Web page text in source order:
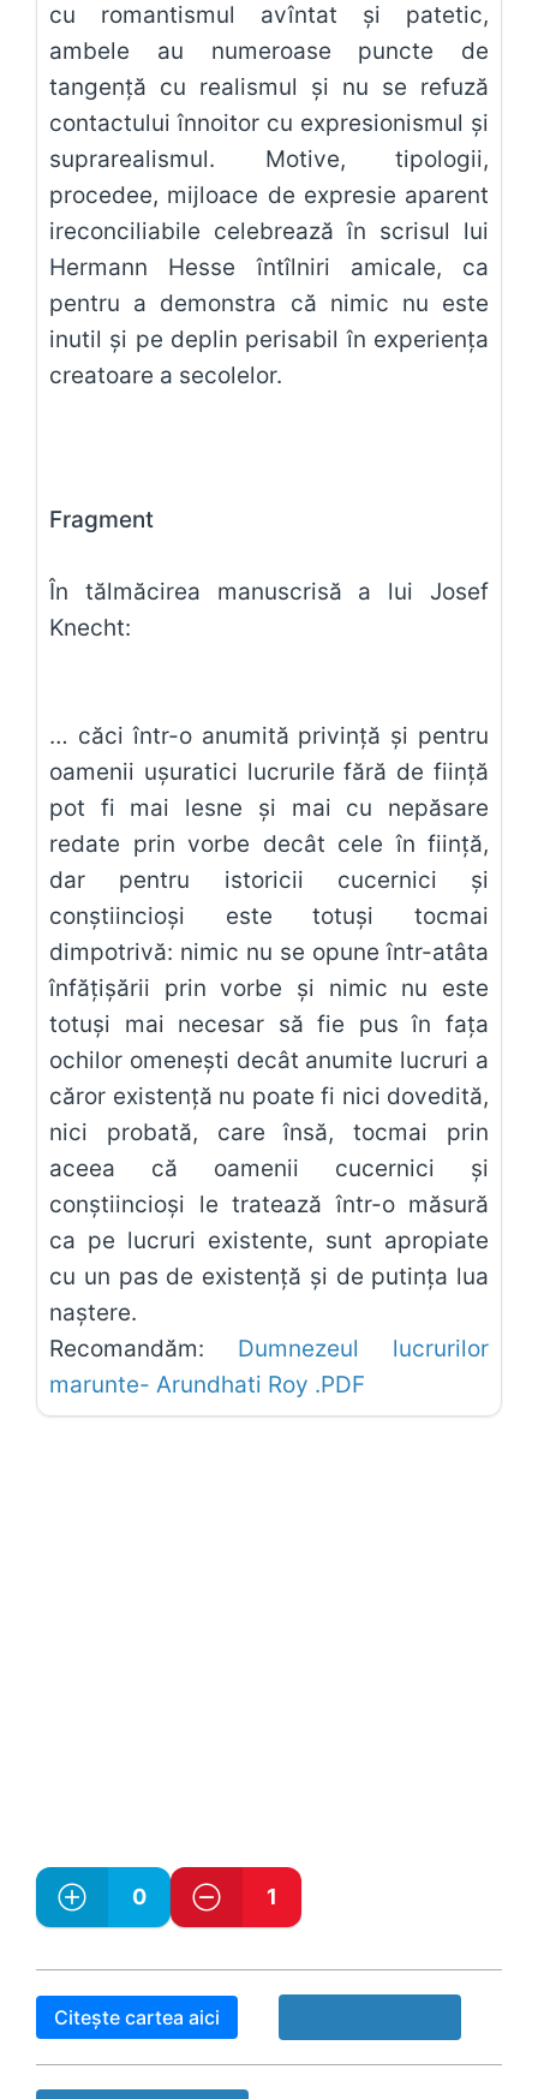
cu romantismul avîntat și patetic,
ambele au numeroase puncte de
tangență cu realismul și nu se refuză
contactului înnoitor cu expresionismul și
suprarealismul. Motive, tipologii,
procedee, mijloace de expresie aparent
ireconciliabile celebrează în scrisul lui
Hermann Hesse întîlniri amicale, ca
pentru a demonstra că nimic nu este
inutil și pe deplin perisabil în experiența
creatoare a secolelor.
Fragment
În tălmăcirea manuscrisă a lui Josef
Knecht:
… căci într-o anumită privinţă şi pentru
oamenii uşuratici lucrurile fără de fiinţă
pot fi mai lesne şi mai cu nepăsare
redate prin vorbe decât cele în fiinţă,
dar pentru istoricii cucernici şi
conştiincioşi este totuşi tocmai
dimpotrivă: nimic nu se opune într-atâta
înfăţişării prin vorbe şi nimic nu este
totuşi mai necesar să fie pus în faţa
ochilor omeneşti decât anumite lucruri a
căror existenţă nu poate fi nici dovedită,
nici probată, care însă, tocmai prin
aceea că oamenii cucernici şi
conştiincioşi le tratează într-o măsură
ca pe lucruri existente, sunt apropiate
cu un pas de existenţă şi de putinţa lua
Recomandăm: Dumnezeul lucrurilor
marunte- Arundhati Roy .PDF
0 1
Citește cartea aici